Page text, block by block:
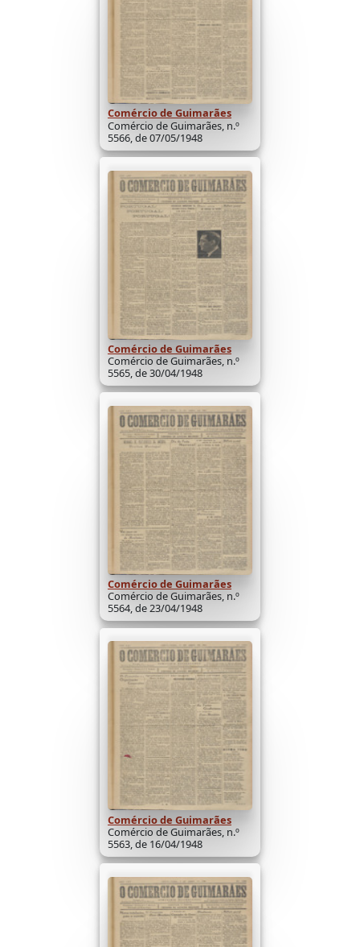
Comércio de Guimarães
Comércio de Guimarães, n.º
5566, de 07/05/1948
Comércio de Guimarães
Comércio de Guimarães, n.º
5565, de 30/04/1948
Comércio de Guimarães
Comércio de Guimarães, n.º
5564, de 23/04/1948
Comércio de Guimarães
Comércio de Guimarães, n.º
5563, de 16/04/1948